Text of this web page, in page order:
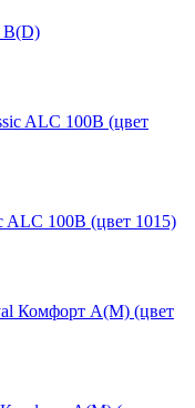
B(D)
ALC 100В (цвет 1015)